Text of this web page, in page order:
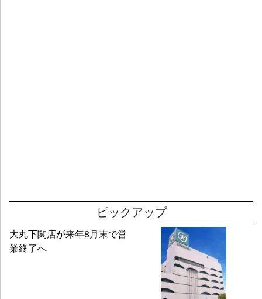
ピックアップ
大丸下関店が来年8月末で営
業終了へ